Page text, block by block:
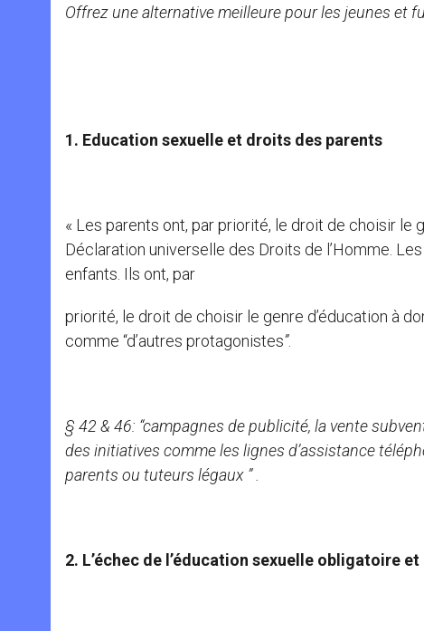
Offrez une alternative meilleure pour les jeunes et
1. Education sexuelle et droits des parents
« Les parents ont, par priorité, le droit de choisir le
Déclaration universelle des Droits de l’Homme.
enfants. Ils ont, par
priorité, le droit de choisir le genre d’éducation à
comme “d’autres protagonistes”.
§ 42 & 46: “campagnes de publicité, la vente
des initiatives comme les lignes d’assistance
parents ou tuteurs légaux ” .
2. L’échec de l’éducation sexuelle obligatoire